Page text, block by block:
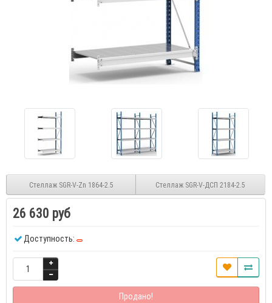
Стеллаж SGR-V-Zn 1864-2.5 Стеллаж SGR-V-ДСП 2184-2.5
26 630 руб
Доступность:
Продано!